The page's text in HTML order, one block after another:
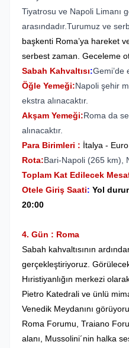
Tiyatrosu ve Napoli Limanı
arasındadır.Turumuz ve
başkenti Roma’ya hareket
serbest zaman. Geceleme
Sabah Kahvaltısı:Gemi’de
Öğle Yemeği:Napoli şehir
ekstra alınacaktır.
Akşam Yemeği:Roma da
alınacaktır.
Para Birimleri : İtalya - Euro
Rota:Bari-Napoli (265 km),
Toplam Kat Edilecek
Otele Giriş Saati: Yol
20:00
4. Gün : Roma
Sabah kahvaltısının
gerçekleştiriyoruz.
Hıristiyanlığın merkezi
Pietro Katedrali ve ünlü
Venedik Meydanını
Roma Forumu, Traiano
alanı, Mussolini´nin halka